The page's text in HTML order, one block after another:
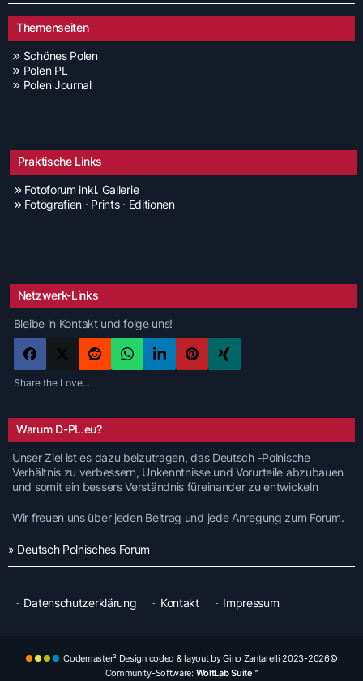
Themenseiten
Schönes Polen
Polen PL
Polen Journal
Praktische Links
Fotoforum inkl. Gallerie
Fotografien · Prints · Editionen
Netzwerk-Links
Bleibe in Kontakt und folge uns!
Share the Love...
Warum D-PL.eu?
Unser Ziel ist es dazu beizutragen, das Deutsch -Polnische
Verhältnis zu verbessern, Unkenntnisse und Vorurteile abzubauen
und somit ein bessers Verständnis füreinander zu entwickeln
Wir freuen uns über jeden Beitrag und jede Anregung zum Forum.
» Deutsch Polnisches Forum
Datenschutzerklärung Kontakt Impressum
Codemaster² Design coded & layout by Gino Zantarelli 2023-2026©
Community-Software: WoltLab Suite™